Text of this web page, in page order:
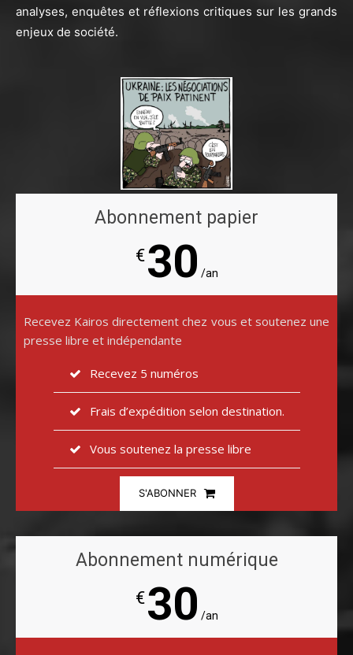
analyses, enquêtes et réflexions critiques sur les grands
enjeux de société.
Abonnement papier
€30 /an
Recevez Kairos directement chez vous et soutenez une
presse libre et indépendante
Recevez 5 numéros
Frais d’expédition selon destination.
Vous soutenez la presse libre
S'ABONNER
Abonnement numérique
€30 /an